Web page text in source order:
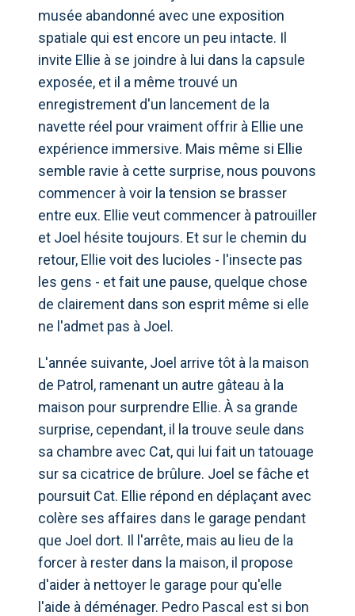
musée abandonné avec une exposition
spatiale qui est encore un peu intacte. Il
invite Ellie à se joindre à lui dans la capsule
exposée, et il a même trouvé un
enregistrement d'un lancement de la
navette réel pour vraiment offrir à Ellie une
expérience immersive. Mais même si Ellie
semble ravie à cette surprise, nous pouvons
commencer à voir la tension se brasser
entre eux. Ellie veut commencer à patrouiller
et Joel hésite toujours. Et sur le chemin du
retour, Ellie voit des lucioles - l'insecte pas
les gens - et fait une pause, quelque chose
de clairement dans son esprit même si elle
ne l'admet pas à Joel.
L'année suivante, Joel arrive tôt à la maison
de Patrol, ramenant un autre gâteau à la
maison pour surprendre Ellie. À sa grande
surprise, cependant, il la trouve seule dans
sa chambre avec Cat, qui lui fait un tatouage
sur sa cicatrice de brûlure. Joel se fâche et
poursuit Cat. Ellie répond en déplaçant avec
colère ses affaires dans le garage pendant
que Joel dort. Il l'arrête, mais au lieu de la
forcer à rester dans la maison, il propose
d'aider à nettoyer le garage pour qu'elle
l'aide à déménager. Pedro Pascal est si bon